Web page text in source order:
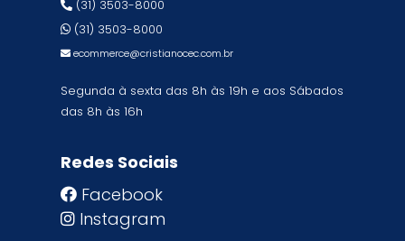
(31) 3503-8000
(31) 3503-8000
ecommerce@cristianocec.com.br
Segunda à sexta das 8h às 19h e aos Sábados
das 8h às 16h
Redes Sociais
Facebook
Instagram